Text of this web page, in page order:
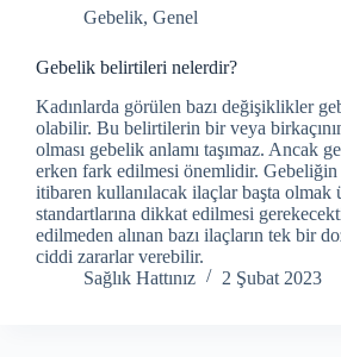
Gebelik, Genel
Gebelik belirtileri nelerdir?
Kadınlarda görülen bazı değişiklikler
olabilir. Bu belirtilerin bir veya
olması gebelik anlamı taşımaz. Ancak
erken fark edilmesi önemlidir. Gebeliğin
itibaren kullanılacak ilaçlar başta olmak
standartlarına dikkat edilmesi
edilmeden alınan bazı ilaçların tek bir
ciddi zararlar verebilir.
Sağlık Hattınız
2 Şubat 2023